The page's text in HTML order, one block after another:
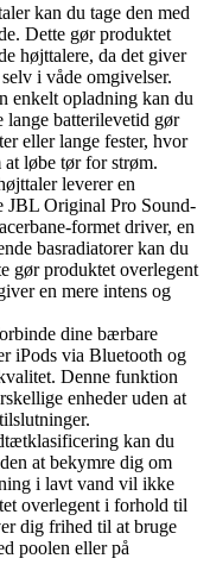
kan du tage den med
Dette gør produktet
højttalere, da det giver
i våde omgivelser.
enkelt opladning kan du
lange batterilevetid gør
eller lange fester, hvor
løbe tør for strøm.
leverer en
JBL Original Pro Sound-
formet driver, en
basradiatorer kan du
gør produktet overlegent
en mere intens og
dine bærbare
iPods via Bluetooth og
Denne funktion
enheder uden at
kan du
at bekymre dig om
i lavt vand vil ikke
overlegent i forhold til
dig frihed til at bruge
poolen eller på